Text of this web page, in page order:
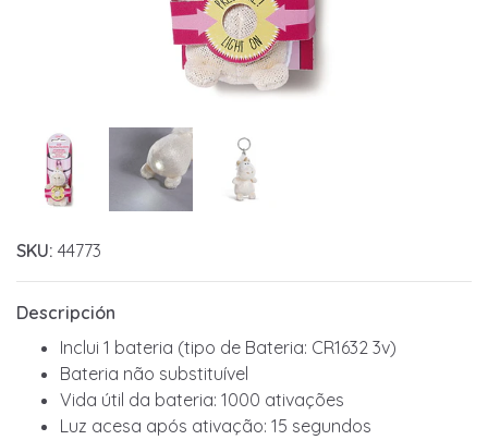
SKU: 44773
Descripción
Inclui 1 bateria (tipo de Bateria: CR1632 3v)
Bateria não substituível
Vida útil da bateria: 1000 ativações
Luz acesa após ativação: 15 segundos